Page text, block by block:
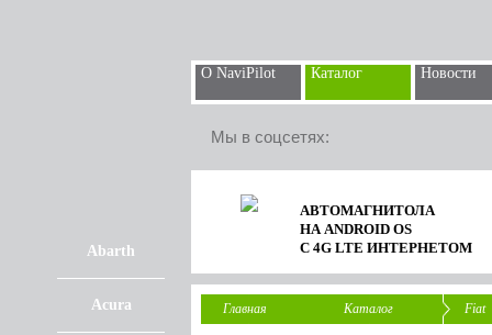
О NaviPilot Каталог Новости
Мы в соцсетях:
Abarth
Acura
АВТОМАГНИТОЛА
НА ANDROID OS
С 4G LTE ИНТЕРНЕТОМ
Главная Каталог Fiat